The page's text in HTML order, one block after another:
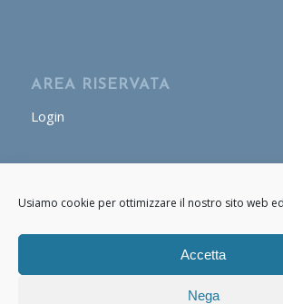
Usiamo cookie per ottimizzare il nostro sito web
Accetta
Nega
AREA RISERVATA
Login